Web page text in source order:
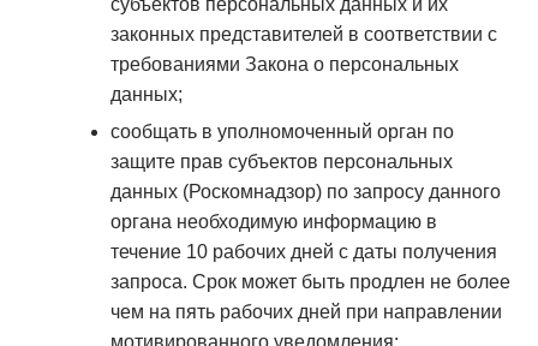
субъектов персональных данных и их
законных представителей в соответствии с
требованиями Закона о персональных
данных;
сообщать в уполномоченный орган по
защите прав субъектов персональных
данных (Роскомнадзор) по запросу данного
органа необходимую информацию в
течение 10 рабочих дней с даты получения
запроса. Срок может быть продлен не более
чем на пять рабочих дней при направлении